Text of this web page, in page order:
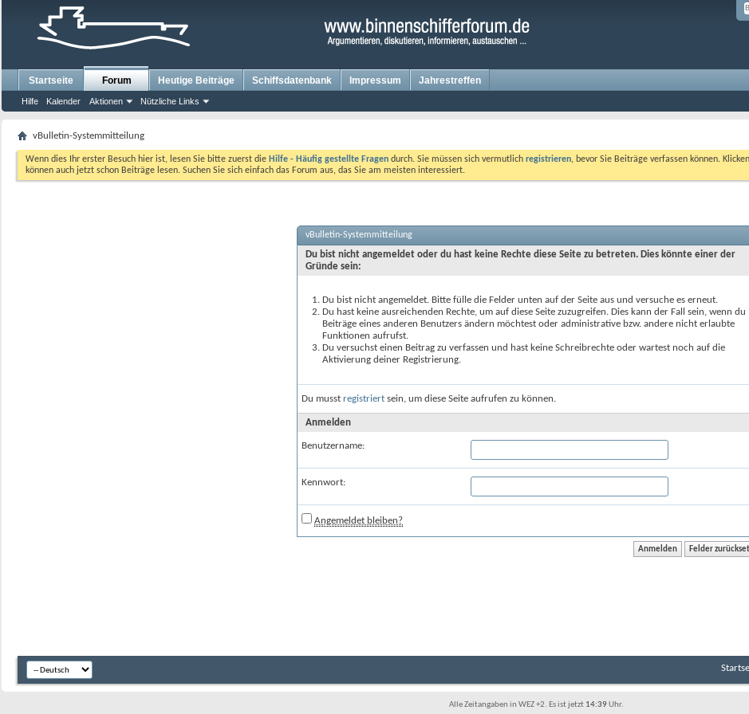
Startseite Forum
Hilfe Kalender Aktionen Nützliche Links
Heutige Beiträge Schiffsdatenbank Impressum Jahrestreffen
vBulletin-Systemmitteilung
Wenn dies Ihr erster Besuch hier ist, lesen Sie bitte zuerst die Hilfe - Häufig gestellte Fragen durch. Sie müssen sich vermutlich registrieren, bevor Sie Beiträge verfassen können.
können auch jetzt schon Beiträge lesen. Suchen Sie sich einfach das Forum aus, das Sie am meisten interessiert.
vBulletin-Systemmitteilung
Du bist nicht angemeldet oder du hast keine Rechte diese Seite zu betreten. Dies könnte einer der
Gründe sein:
Du bist nicht angemeldet. Bitte fülle die Felder unten auf der Seite aus und versuche es erneut.
Du hast keine ausreichenden Rechte, um auf diese Seite zuzugreifen. Dies kann der Fall sein, wenn du
Beiträge eines anderen Benutzers ändern möchtest oder administrative bzw. andere nicht erlaubte
Funktionen aufrufst.
Du versuchst einen Beitrag zu verfassen und hast keine Schreibrechte oder wartest noch auf die
Aktivierung deiner Registrierung.
Du musst registriert sein, um diese Seite aufrufen zu können.
Anmelden
Benutzername:
Kennwort:
Angemeldet bleiben?
Alle Zeitangaben in WEZ +2. Es ist jetzt 14:39Uhr.